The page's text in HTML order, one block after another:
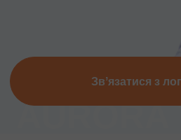
Звʼязатися з